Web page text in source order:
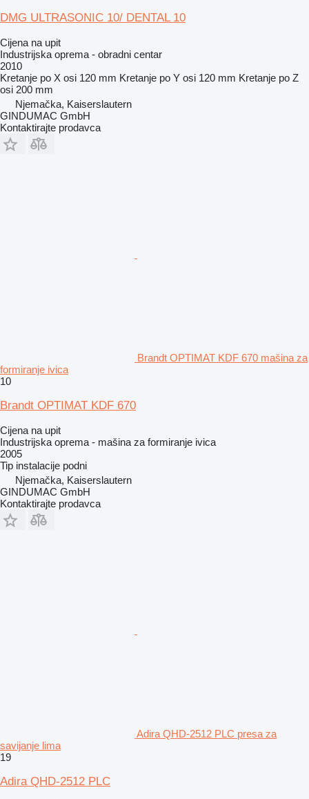
DMG ULTRASONIC 10/ DENTAL 10
Cijena na upit
Industrijska oprema - obradni centar
2010
Kretanje po X osi 120 mm Kretanje po Y osi 120 mm Kretanje po Z
osi 200 mm
Njemačka, Kaiserslautern
GINDUMAC GmbH
Kontaktirajte prodavca
Brandt OPTIMAT KDF 670 mašina za
formiranje ivica
10
Brandt OPTIMAT KDF 670
Cijena na upit
Industrijska oprema - mašina za formiranje ivica
2005
Tip instalacije podni
Njemačka, Kaiserslautern
GINDUMAC GmbH
Kontaktirajte prodavca
Adira QHD-2512 PLC presa za
savijanje lima
19
Adira QHD-2512 PLC